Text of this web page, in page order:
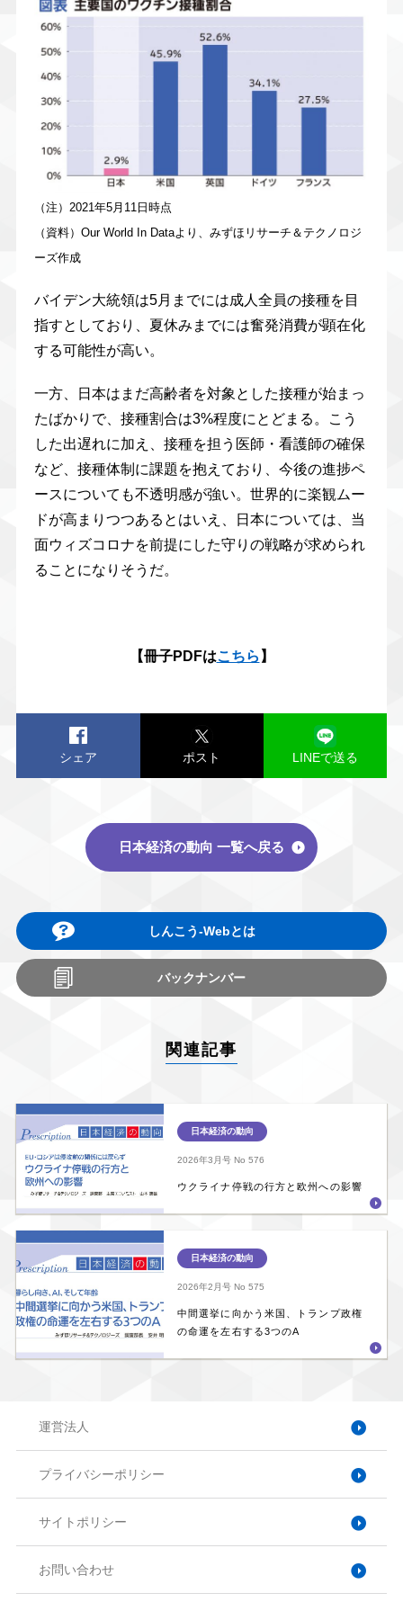
（注）2021年5月11日時点
（資料）Our World In Dataより、みずほリサーチ＆テクノロジ
ーズ作成
バイデン大統領は5月までには成人全員の接種を目
指すとしており、夏休みまでには奮発消費が顕在化
する可能性が高い。
一方、日本はまだ高齢者を対象とした接種が始まっ
たばかりで、接種割合は3%程度にとどまる。こう
した出遅れに加え、接種を担う医師・看護師の確保
など、接種体制に課題を抱えており、今後の進捗ペ
ースについても不透明感が強い。世界的に楽観ムー
ドが高まりつつあるとはいえ、日本については、当
面ウィズコロナを前提にした守りの戦略が求められ
ることになりそうだ。
【冊子PDFはこちら 】
シェア ポスト LINEで送る
日本経済の動向 一覧へ戻る
しんこう-Webとは
バックナンバー
関連記事
日本経済の動向
2026年3月号No 576
ウクライナ停戦の行方と欧州への影響
日本経済の動向
2026年2月号No 575
中間選挙に向かう米国、トランプ政権
の命運を左右する3つのA
運営法人
プライバシーポリシー
サイトポリシー
お問い合わせ